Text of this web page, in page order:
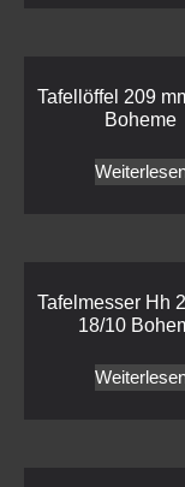
Tafellöffel 209
Boheme
Tafelmesser Hh
18/10